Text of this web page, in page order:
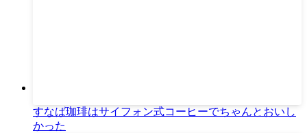
すなば珈琲はサイフォン式コーヒーでちゃんとおいし
かった